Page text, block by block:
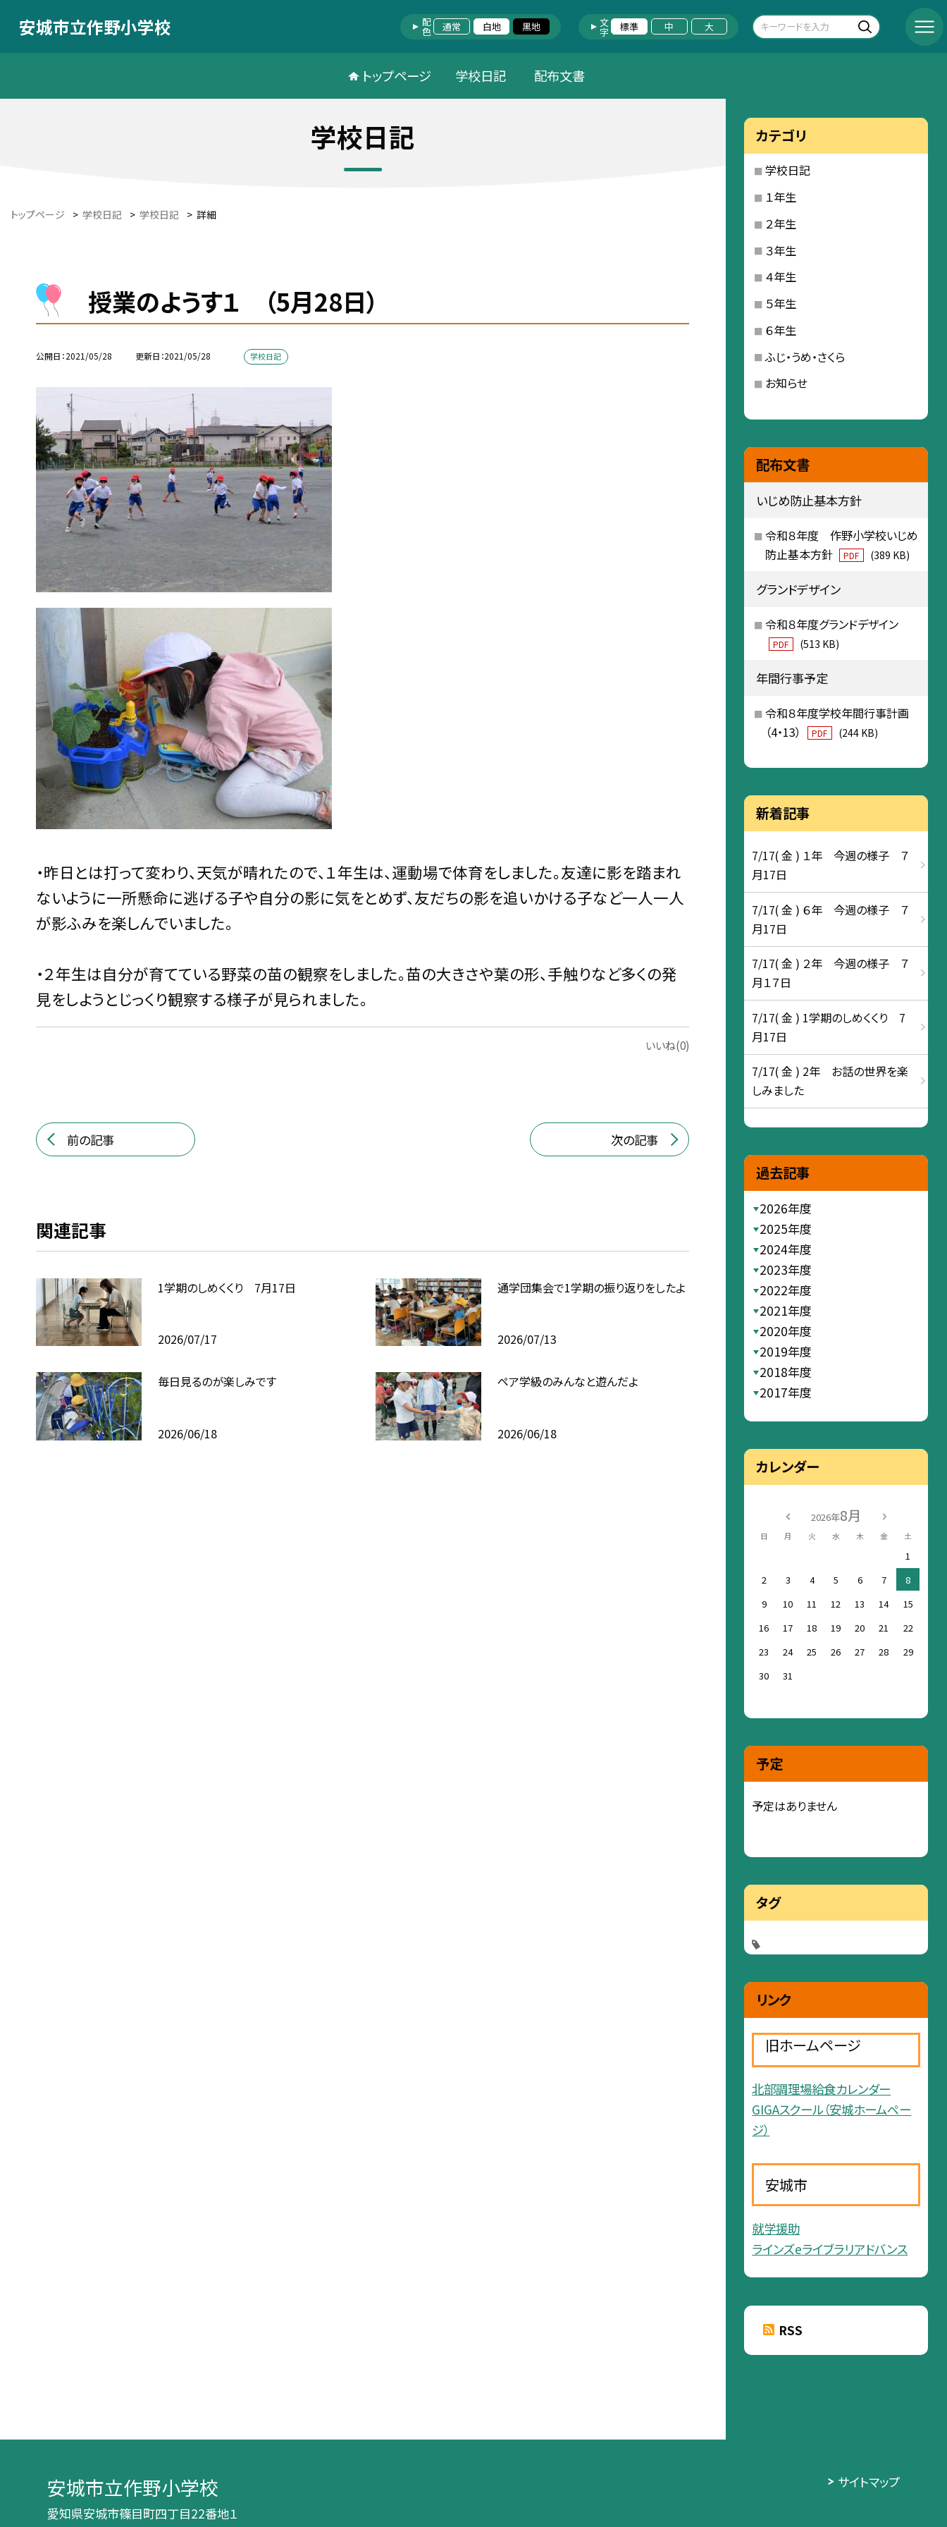
安城市立作野小学校 配色 通常 白地 黒地 文字 標準 中 大
トップページ 学校日記 配布文書
学校日記
トップページ > 学校日記 > 学校日記 > 詳細
授業のようす１ （5月28日）
公開日 2021/05/28 更新日 2021/05/28 学校日記
・昨日とは打って変わり、天気が晴れたので、１年生は、運動場で体育をしました。友達に影を踏まれ
ないように一所懸命に逃げる子や自分の影に気をとめず、友だちの影を追いかける子など一人一人
が影ふみを楽しんでいました。
・２年生は自分が育てている野菜の苗の観察をしました。苗の大きさや葉の形、手触りなど多くの発
見をしようとじっくり観察する様子が見られました。
いいね(0)
前の記事 次の記事
関連記事
1学期のしめくくり 7月17日
2026/07/17
通学団集会で1学期の振り返りをしたよ
2026/07/13
毎日見るのが楽しみです
2026/06/18
ペア学級のみんなと遊んだよ
2026/06/18
カテゴリ
学校日記
１年生
２年生
３年生
４年生
５年生
６年生
ふじ・うめ・さくら
お知らせ
配布文書
いじめ防止基本方針
令和８年度 作野小学校いじめ
防止基本方針
PDF (389 KB)
グランドデザイン
令和８年度グランドデザイン
PDF (513 KB)
年間行事予定
令和８年度学校年間行事計画
（4・13）
PDF (244 KB)
新着記事
7/17( 金 ) １年 今週の様子 ７
月17日
7/17( 金 ) ６年 今週の様子 ７
月17日
7/17( 金 ) ２年 今週の様子 ７
月１７日
7/17( 金 ) 1学期のしめくくり 7
月17日
7/17( 金 ) 2年 お話の世界を楽
しみました
過去記事
2026年度
2025年度
2024年度
2023年度
2022年度
2021年度
2020年度
2019年度
2018年度
2017年度
カレンダー
2026年8月
日 月 火 水 木 金 土
1
2
3 4 5 6 7
8
9
10 11 12 13 14
15
16
17 18 19 20 21
22
23
24 25 26 27 28
29
30
31
予定
予定はありません
タグ
リンク
旧ホームページ
北部調理場給食カレンダー
GIGAスクール（安城ホームペー
ジ）
安城市
就学援助
ラインズeライブラリアドバンス
RSS
安城市立作野小学校
愛知県安城市篠目町四丁目22番地１
サイトマップ